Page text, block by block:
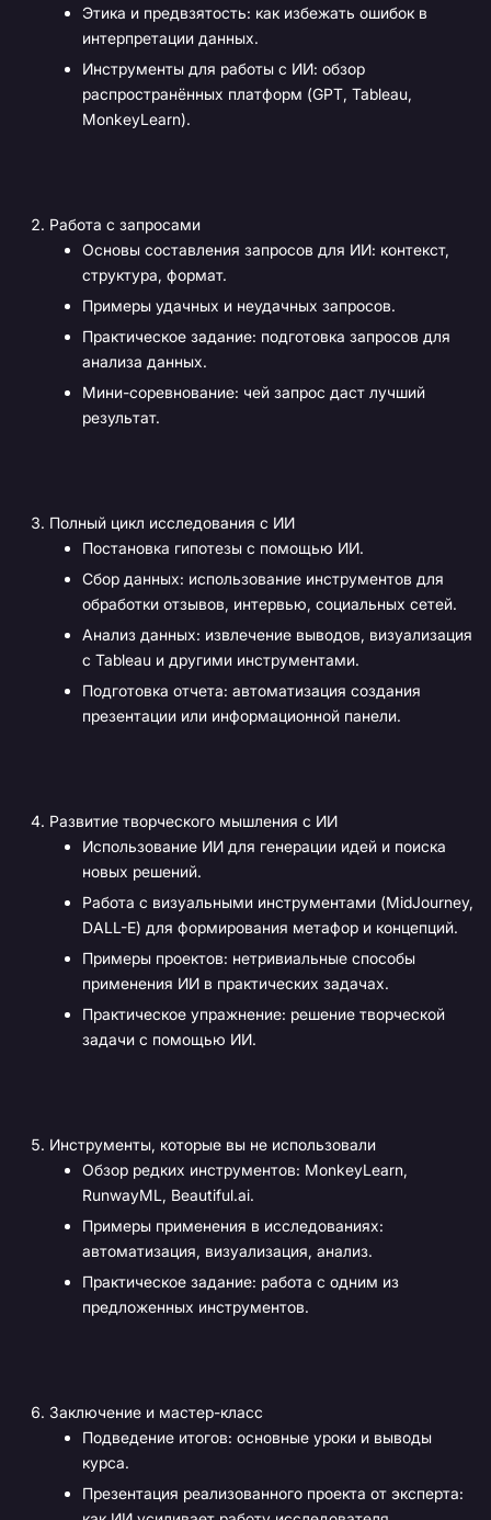
Этика и предвзятость: как избежать ошибок в
интерпретации данных.
Инструменты для работы с ИИ: обзор
распространённых платформ (GPT, Tableau,
MonkeyLearn).
Работа с запросами
Основы составления запросов для ИИ: контекст,
структура, формат.
Примеры удачных и неудачных запросов.
Практическое задание: подготовка запросов для
анализа данных.
Мини-соревнование: чей запрос даст лучший
результат.
Полный цикл исследования с ИИ
Постановка гипотезы с помощью ИИ.
Сбор данных: использование инструментов для
обработки отзывов, интервью, социальных сетей.
Анализ данных: извлечение выводов, визуализация
с Tableau и другими инструментами.
Подготовка отчета: автоматизация создания
презентации или информационной панели.
Развитие творческого мышления с ИИ
Использование ИИ для генерации идей и поиска
новых решений.
Работа с визуальными инструментами (MidJourney,
DALL-E) для формирования метафор и концепций.
Примеры проектов: нетривиальные способы
применения ИИ в практических задачах.
Практическое упражнение: решение творческой
задачи с помощью ИИ.
Инструменты, которые вы не использовали
Обзор редких инструментов: MonkeyLearn,
RunwayML, Beautiful.ai.
Примеры применения в исследованиях:
автоматизация, визуализация, анализ.
Практическое задание: работа с одним из
предложенных инструментов.
Заключение и мастер-класс
Подведение итогов: основные уроки и выводы
курса.
Презентация реализованного проекта от эксперта: